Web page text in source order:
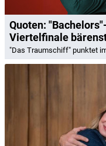
Quoten:
Viertelfinale
"Das Traumschiff" punktet